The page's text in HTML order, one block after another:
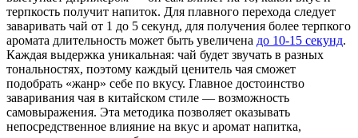
терпкость получит напиток. Для плавного перехода следует
заваривать чай от 1 до 5 секунд, для получения более терпкого
аромата длительность может быть увеличена до 10-15 секунд.
Каждая выдержка уникальная: чай будет звучать в разных
тональностях, поэтому каждый ценитель чая сможет
подобрать «жанр» себе по вкусу. Главное достоинство
заваривания чая в китайском стиле — возможность
самовыражения. Эта методика позволяет оказывать
непосредственное влияние на вкус и аромат напитка,